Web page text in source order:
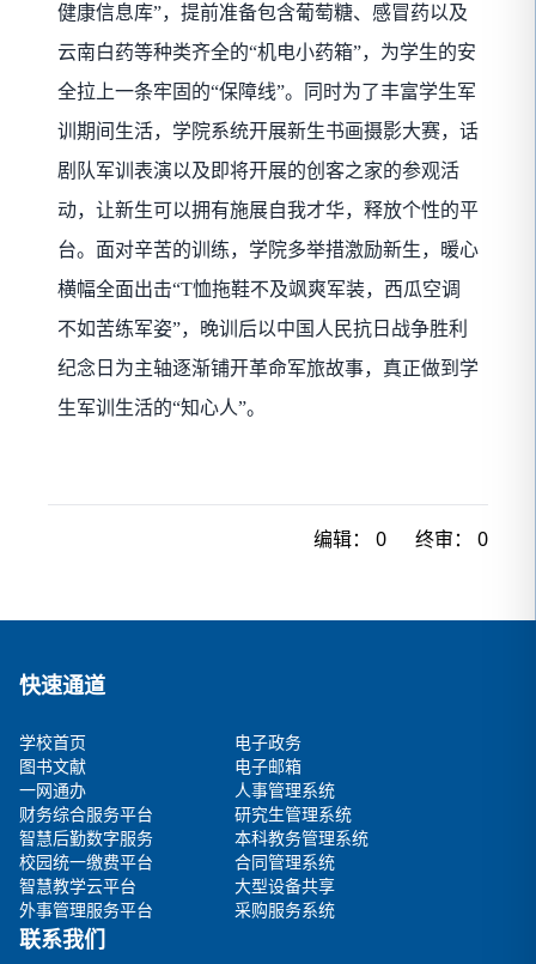
健康信息库”，提前准备包含葡萄糖、感冒药以及
云南白药等种类齐全的“机电小药箱”，为学生的安
全拉上一条牢固的“保障线”。同时为了丰富学生军
训期间生活，学院系统开展新生书画摄影大赛，话
剧队军训表演以及即将开展的创客之家的参观活
动，让新生可以拥有施展自我才华，释放个性的平
台。面对辛苦的训练，学院多举措激励新生，暖心
横幅全面出击“T恤拖鞋不及飒爽军装，西瓜空调
不如苦练军姿”，晚训后以中国人民抗日战争胜利
纪念日为主轴逐渐铺开革命军旅故事，真正做到学
生军训生活的“知心人”。
编辑： 0 终审： 0
快速通道
学校首页
电子政务
图书文献
电子邮箱
一网通办
人事管理系统
财务综合服务平台
研究生管理系统
智慧后勤数字服务
本科教务管理系统
校园统一缴费平台
合同管理系统
智慧教学云平台
大型设备共享
外事管理服务平台
采购服务系统
联系我们